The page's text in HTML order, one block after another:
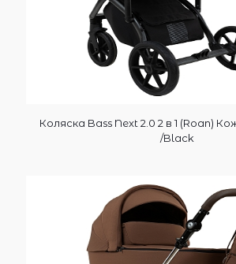
Коляска Bass Next 2.0 2 в 1 (Roan)
/Black